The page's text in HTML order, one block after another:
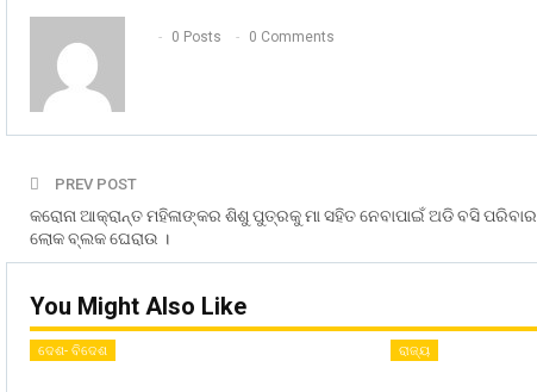
0 Posts 0 Comments
PREV POST
କରୋନା ଆକ୍ରାନ୍ତ ମହିଳାଙ୍କର ଶିଶୁ ପୁତ୍ରକୁ ମା ସହିତ ନେବାପାଇଁ ଅଡି ବସି ପରିବାର
ଲୋକ ବ୍ଲକ ଘେରାଉ ।
You Might Also Like
ଦେଶ- ବିଦେଶ ରାଜ୍ୟ